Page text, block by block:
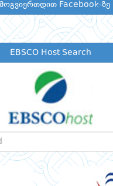
Facebook-ზე
EBSCO Host Search